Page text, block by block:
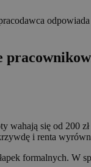
się od 200
i renta
formalnych. W